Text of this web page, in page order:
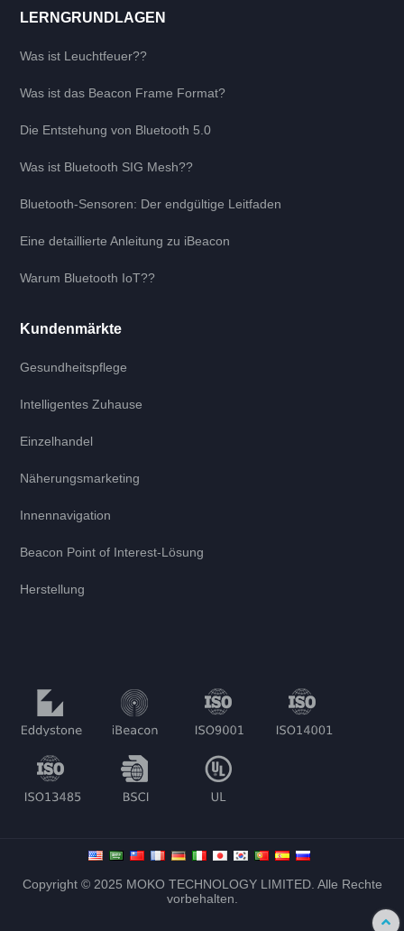
LERNGRUNDLAGEN
Was ist Leuchtfeuer??
Was ist das Beacon Frame Format?
Die Entstehung von Bluetooth 5.0
Was ist Bluetooth SIG Mesh??
Bluetooth-Sensoren: Der endgültige Leitfaden
Eine detaillierte Anleitung zu iBeacon
Warum Bluetooth IoT??
Kundenmärkte
Gesundheitspflege
Intelligentes Zuhause
Einzelhandel
Näherungsmarketing
Innennavigation
Beacon Point of Interest-Lösung
Herstellung
Copyright © 2025 MOKO TECHNOLOGY LIMITED. Alle Rechte
vorbehalten.